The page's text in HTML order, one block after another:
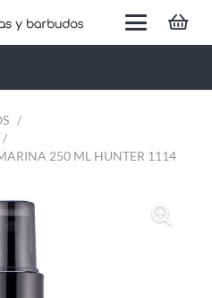
/
/
250 ML HUNTER 1114